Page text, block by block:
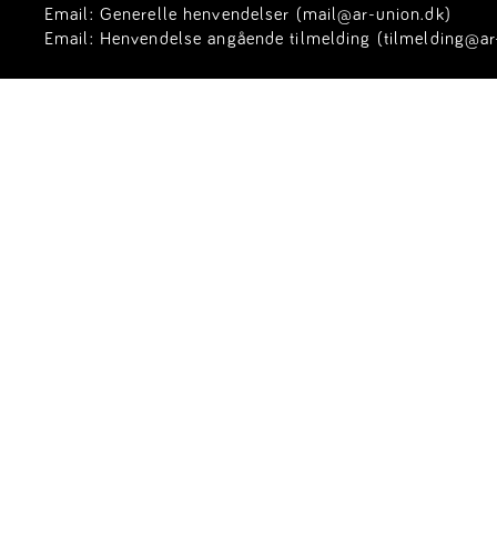
Email: Generelle henvendelser (mail@ar-union.dk)
Email: Henvendelse angående tilmelding